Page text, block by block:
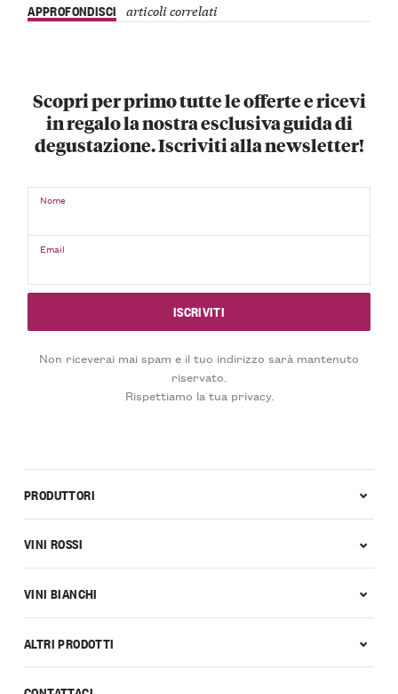
APPROFONDISCI articoli correlati
Scopri per primo tutte le offerte e ricevi
in regalo la nostra esclusiva guida di
degustazione. Iscriviti alla newsletter!
Nome
Email
Non riceverai mai spam e il tuo indirizzo sarà mantenuto
riservato.
Rispettiamo la tua privacy.
PRODUTTORI
VINI ROSSI
VINI BIANCHI
ALTRI PRODOTTI